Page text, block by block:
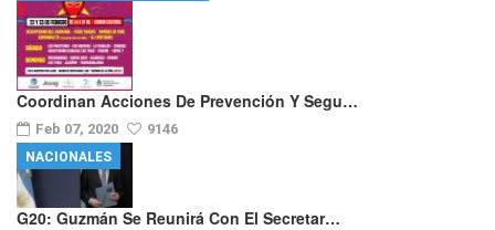
Coordinan Acciones De Prevención Y Segu…
Feb 07, 2020 9146
G20: Guzmán Se Reunirá Con El Secretar…
NACIONALES